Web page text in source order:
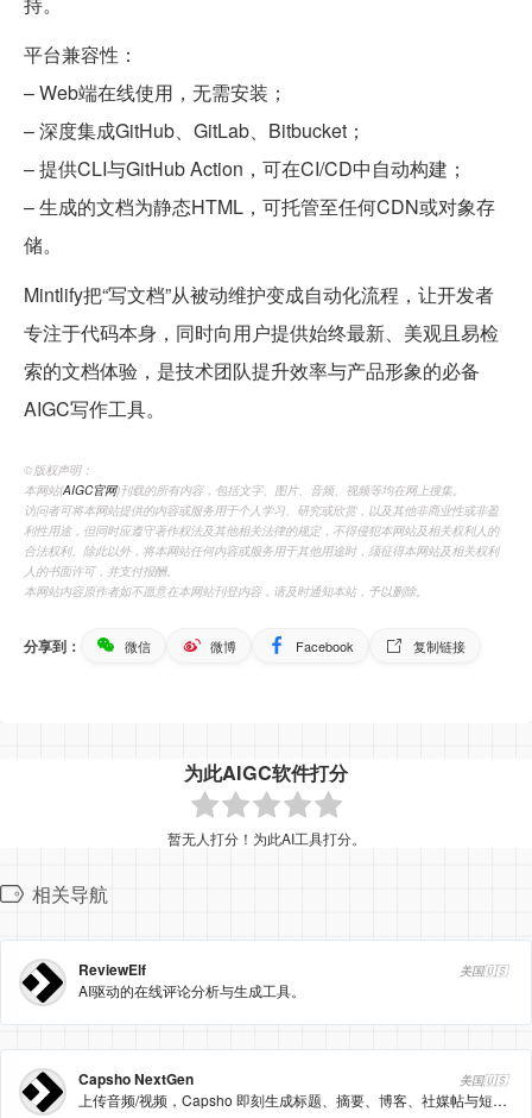
平台兼容性：
– Web端在线使用，无需安装；
– 深度集成GitHub、GitLab、Bitbucket；
– 提供CLI与GitHub Action，可在CI/CD中自动构建；
– 生成的文档为静态HTML，可托管至任何CDN或对象存
储。
Mintlify把“写文档”从被动维护变成自动化流程，让开发者
专注于代码本身，同时向用户提供始终最新、美观且易检
索的文档体验，是技术团队提升效率与产品形象的必备
AIGC写作工具。
©️版权声明：
本网站(AIGC官网)刊载的所有内容，包括文字、图片、音频、视频等均在网上搜集。
访问者可将本网站提供的内容或服务用于个人学习、研究或欣赏，以及其他非商业性或非盈
利性用途，但同时应遵守著作权法及其他相关法律的规定，不得侵犯本网站及相关权利人的
合法权利。除此以外，将本网站任何内容或服务用于其他用途时，须征得本网站及相关权利
人的书面许可，并支付报酬。
本网站内容原作者如不愿意在本网站刊登内容，请及时通知本站，予以删除。
分享到： 微信 微博 Facebook 复制链接
为此AIGC软件打分
暂无人打分！为此AI工具打分。
相关导航
ReviewElf 美国🇺🇸
AI驱动的在线评论分析与生成工具。
Capsho NextGen 美国🇺🇸
上传音频/视频，Capsho 即刻生成标题、摘要、博客、社媒帖与短视频脚本，并持续学习你的写作风格，真正做到“听起来像你”。